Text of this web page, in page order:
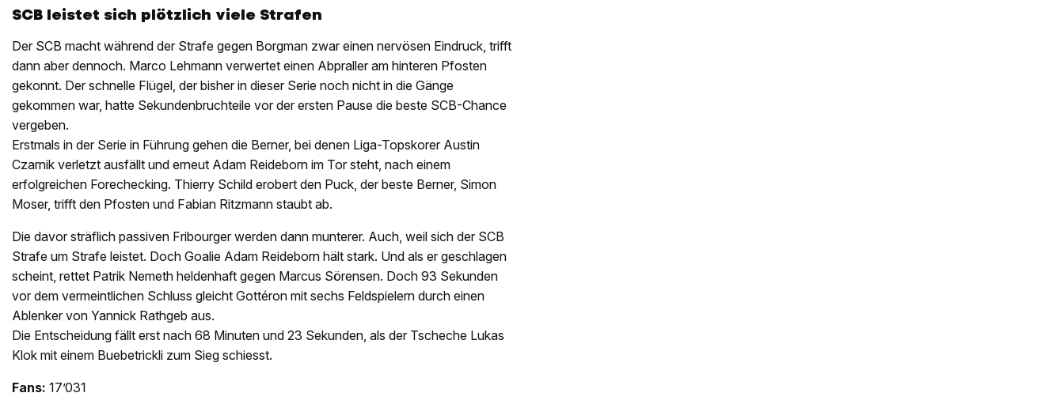
SCB leistet sich plötzlich viele Strafen
Der SCB macht während der Strafe gegen Borgman zwar einen nervösen Eindruck, trifft
dann aber dennoch. Marco Lehmann verwertet einen Abpraller am hinteren Pfosten
gekonnt. Der schnelle Flügel, der bisher in dieser Serie noch nicht in die Gänge
gekommen war, hatte Sekundenbruchteile vor der ersten Pause die beste SCB-Chance
vergeben.
Erstmals in der Serie in Führung gehen die Berner, bei denen Liga-Topskorer Austin
Czarnik verletzt ausfällt und erneut Adam Reideborn im Tor steht, nach einem
erfolgreichen Forechecking. Thierry Schild erobert den Puck, der beste Berner, Simon
Moser, trifft den Pfosten und Fabian Ritzmann staubt ab.
Die davor sträflich passiven Fribourger werden dann munterer. Auch, weil sich der SCB
Strafe um Strafe leistet. Doch Goalie Adam Reideborn hält stark. Und als er geschlagen
scheint, rettet Patrik Nemeth heldenhaft gegen Marcus Sörensen. Doch 93 Sekunden
vor dem vermeintlichen Schluss gleicht Gottéron mit sechs Feldspielern durch einen
Ablenker von Yannick Rathgeb aus.
Die Entscheidung fällt erst nach 68 Minuten und 23 Sekunden, als der Tscheche Lukas
Klok mit einem Buebetrickli zum Sieg schiesst.
Fans: 17’031